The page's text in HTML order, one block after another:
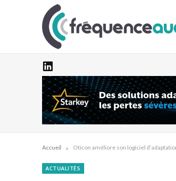
Accueil » Oticon améliore son logiciel
ACTUALITÉS